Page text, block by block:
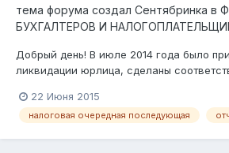
тема форума создал Сентябринка в
БУХГАЛТЕРОВ И
Добрый день! В июле 2014 года было
ликвидации юрлица, сделаны
налоговая отчетность (через кабинет и
также подано налоговое заявление о
22 Июня 2015
налоговая очередная последующая